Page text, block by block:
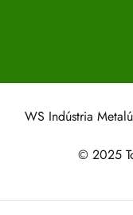
WS Indústria
© 2025